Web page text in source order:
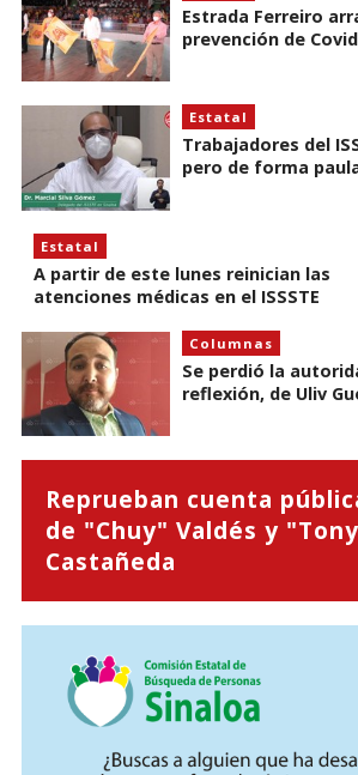
Estrada Ferreiro
prevención de
Estatal
Trabajadores del
pero de forma
Estatal
A partir de este lunes reinician las
atenciones médicas en el ISSSTE
Columnas
Se perdió la
reflexión, de Uliv
Reprueban cuenta
de "Chuy" Valdés y
Castañeda